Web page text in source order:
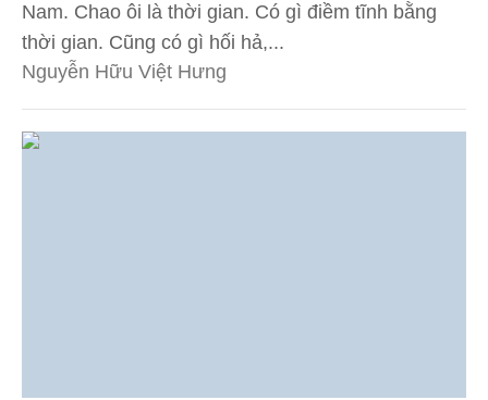
Nam. Chao ôi là thời gian. Có gì điềm tĩnh bằng
thời gian. Cũng có gì hối hả,...
Nguyễn Hữu Việt Hưng